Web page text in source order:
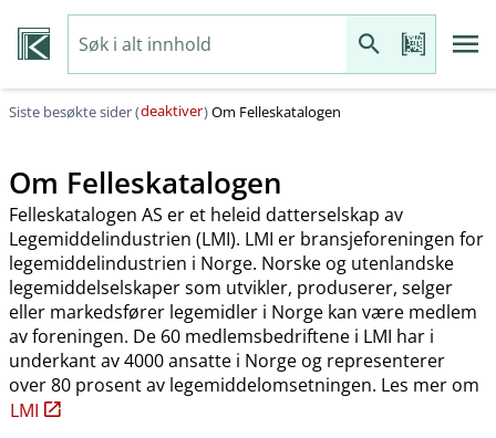
Siste besøkte sider (deaktiver)Om Felleskatalogen
Om Felleskatalogen
Felleskatalogen AS er et heleid datterselskap av
Legemiddelindustrien (LMI). LMI er bransjeforeningen for
legemiddelindustrien i Norge. Norske og utenlandske
legemiddelselskaper som utvikler, produserer, selger
eller markedsfører legemidler i Norge kan være medlem
av foreningen. De 60 medlemsbedriftene i LMI har i
underkant av 4000 ansatte i Norge og representerer
over 80 prosent av legemiddelomsetningen. Les mer om
LMI